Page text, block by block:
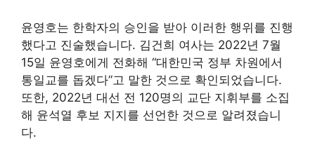
윤영호는 한학자의 승인을 받아 이러한 행위를 진행
했다고 진술했습니다. 김건희 여사는 2022년 7월
15일 윤영호에게 전화해 “대한민국 정부 차원에서
통일교를 돕겠다”고 말한 것으로 확인되었습니다.
또한, 2022년 대선 전 120명의 교단 지휘부를 소집
해 윤석열 후보 지지를 선언한 것으로 알려졌습니
다.